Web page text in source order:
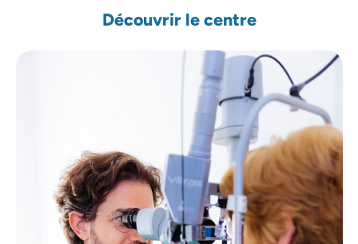
Découvrir le centre